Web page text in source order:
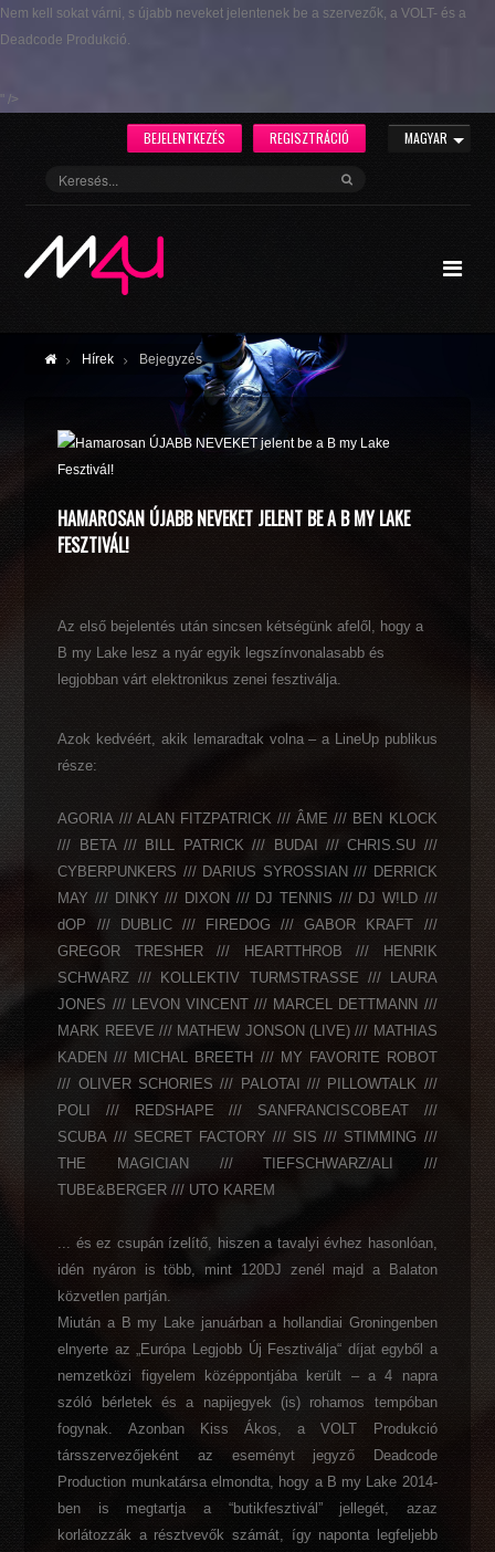
Nem kell sokat várni, s újabb neveket jelentenek be a szervezők, a VOLT- és a
Deadcode Produkció.
" />
MAGYAR
REGISZTRÁCIÓ
BEJELENTKEZÉS
Hírek Bejegyzés
HAMAROSAN ÚJABB NEVEKET JELENT BE A B MY LAKE
FESZTIVÁL!
Az első bejelentés után sincsen kétségünk afelől, hogy a
B my Lake lesz a nyár egyik legszínvonalasabb és
legjobban várt elektronikus zenei fesztiválja.
Azok kedvéért, akik lemaradtak volna – a LineUp publikus
része:
AGORIA /// ALAN FITZPATRICK /// ÂME /// BEN KLOCK
/// BETA /// BILL PATRICK /// BUDAI /// CHRIS.SU ///
CYBERPUNKERS /// DARIUS SYROSSIAN /// DERRICK
MAY /// DINKY /// DIXON /// DJ TENNIS /// DJ W!LD ///
dOP /// DUBLIC /// FIREDOG /// GABOR KRAFT ///
GREGOR TRESHER /// HEARTTHROB /// HENRIK
SCHWARZ /// KOLLEKTIV TURMSTRASSE /// LAURA
JONES /// LEVON VINCENT /// MARCEL DETTMANN ///
MARK REEVE /// MATHEW JONSON (LIVE) /// MATHIAS
KADEN /// MICHAL BREETH /// MY FAVORITE ROBOT
/// OLIVER SCHORIES /// PALOTAI /// PILLOWTALK ///
POLI /// REDSHAPE /// SANFRANCISCOBEAT ///
SCUBA /// SECRET FACTORY /// SIS /// STIMMING ///
THE MAGICIAN /// TIEFSCHWARZ/ALI ///
TUBE&BERGER /// UTO KAREM
... és ez csupán ízelítő, hiszen a tavalyi évhez hasonlóan,
idén nyáron is több, mint 120DJ zenél majd a Balaton
közvetlen partján.
Miután a B my Lake januárban a hollandiai Groningenben
elnyerte az „Európa Legjobb Új Fesztiválja“ díjat egyből a
nemzetközi figyelem középpontjába került – a 4 napra
szóló bérletek és a napijegyek (is) rohamos tempóban
fogynak. Azonban Kiss Ákos, a VOLT Produkció
társszervezőjeként az eseményt jegyző Deadcode
Production munkatársa elmondta, hogy a B my Lake 2014-
ben is megtartja a “butikfesztivál” jellegét, azaz
korlátozzák a résztvevők számát, így naponta legfeljebb